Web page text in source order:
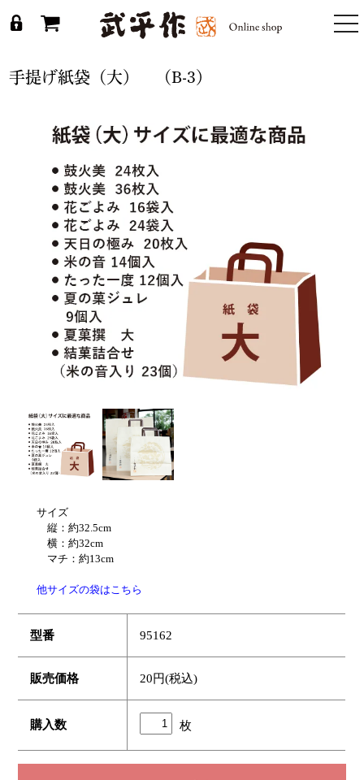
手提げ紙袋（大） （B-3）
サイズ
縦：約32.5cm
横：約32cm
マチ：約13cm
他サイズの袋はこちら
型番 95162
販売価格 20円(税込)
購入数 枚